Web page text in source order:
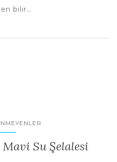
bilir…
Su Şelalesi